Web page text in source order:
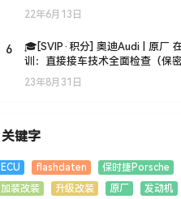
池基础 控制器 快充慢充 高压互锁
收(8.7G)
22年6月13日
6
🎓[SVIP·积分] 奥迪Audi | 原厂
训：直接接车技术全面检查（保
封号）
23年8月31日
关键字
ECU flashdaten 保时捷Porsche
加装改装
升级改装 原厂
发动机